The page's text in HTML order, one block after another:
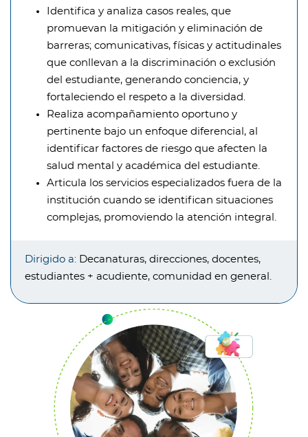
Identifica y analiza casos reales, que
promuevan la mitigación y eliminación de
barreras; comunicativas, físicas y actitudinales
que conllevan a la discriminación o exclusión
del estudiante, generando conciencia, y
fortaleciendo el respeto a la diversidad.
Realiza acompañamiento oportuno y
pertinente bajo un enfoque diferencial, al
identificar factores de riesgo que afecten la
salud mental y académica del estudiante.
Articula los servicios especializados fuera de la
institución cuando se identifican situaciones
complejas, promoviendo la atención integral.
Dirigido a: Decanaturas, direcciones, docentes,
estudiantes + acudiente, comunidad en general.